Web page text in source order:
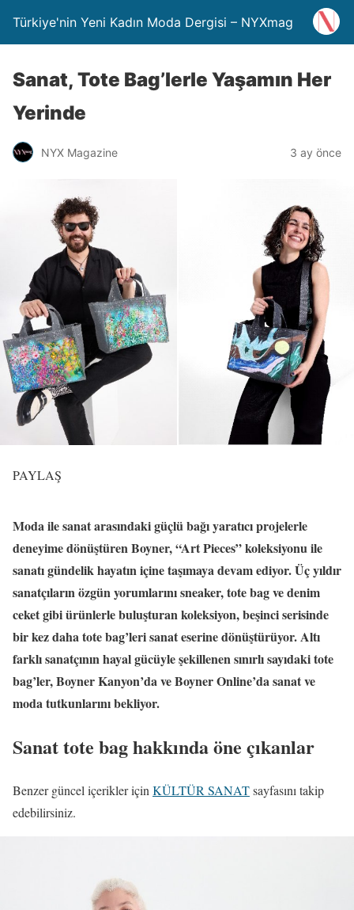
Türkiye'nin Yeni Kadın Moda Dergisi – NYXmag
Sanat, Tote Bag’lerle Yaşamın Her
Yerinde
NYX Magazine 3 ay önce
PAYLAŞ
Moda ile sanat arasındaki güçlü bağı yaratıcı projelerle
deneyime dönüştüren Boyner, “Art Pieces” koleksiyonu ile
sanatı gündelik hayatın içine taşımaya devam ediyor. Üç yıldır
sanatçıların özgün yorumlarını sneaker, tote bag ve denim
ceket gibi ürünlerle buluşturan koleksiyon, beşinci serisinde
bir kez daha tote bag’leri sanat eserine dönüştürüyor. Altı
farklı sanatçının hayal gücüyle şekillenen sınırlı sayıdaki tote
bag’ler, Boyner Kanyon’da ve Boyner Online’da sanat ve
moda tutkunlarını bekliyor.
Sanat tote bag hakkında öne çıkanlar
Benzer güncel içerikler için KÜLTÜR SANATsayfasını takip
edebilirsiniz.